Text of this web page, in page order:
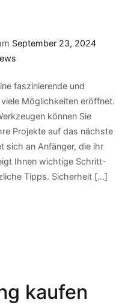
September 23, 2024
faszinierende und
Möglichkeiten eröffnet.
können Sie
Projekte auf das nächste
sich an Anfänger, die ihr
Ihnen wichtige Schritt-
Tipps. Sicherheit […]
kaufen